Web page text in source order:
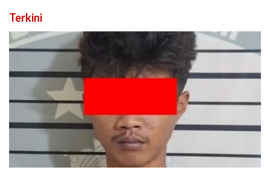
Terkini